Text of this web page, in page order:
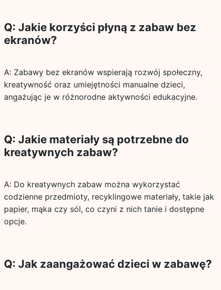
Q: Jakie korzyści płyną z zabaw bez
ekranów?
A: Zabawy bez ekranów wspierają rozwój społeczny,
kreatywność oraz umiejętności manualne dzieci,
angażując je w różnorodne aktywności edukacyjne.
Q: Jakie materiały są potrzebne do
kreatywnych zabaw?
A: Do kreatywnych zabaw można wykorzystać
codzienne przedmioty, recyklingowe materiały, takie jak
papier, mąka czy sól, co czyni z nich tanie i dostępne
opcje.
Q: Jak zaangażować dzieci w zabawę?